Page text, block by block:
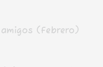
(Febrero)